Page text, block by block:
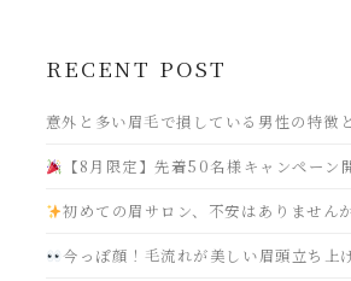
RECENT POST
意外と多い眉毛で損している男性の特徴
【8月限定】先着50名様キャンペーン
初めての眉サロン、不安はありません
今っぽ顔！毛流れが美しい眉頭立ち上